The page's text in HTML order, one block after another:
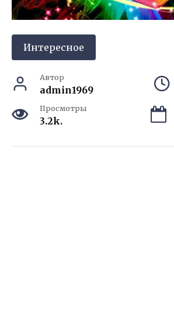
Интересное
Автор
admin1969
Просмотры
3.2k.